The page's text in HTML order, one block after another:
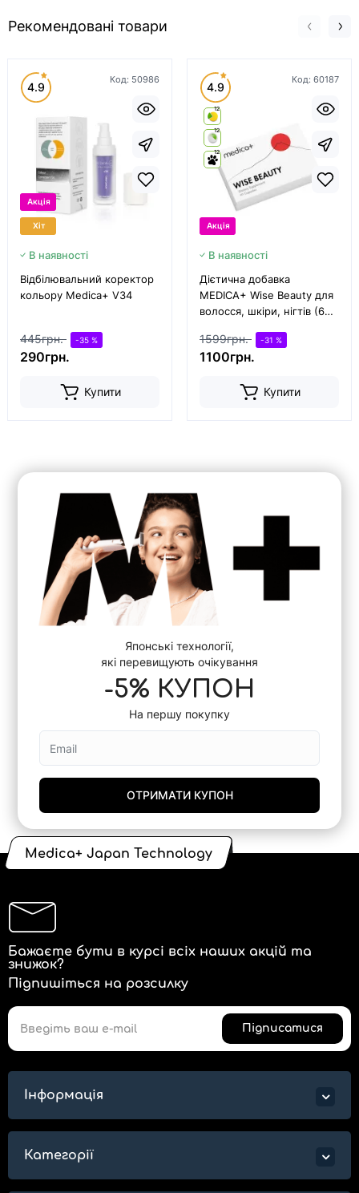
Рекомендовані товари
Код: 50986
4.9
Акція
Хіт
В наявності
Відбілювальний коректор
кольору Medica+ V34
445грн. -35 %
290грн.
Купити
Код: 60187
4.9
12
12
12
Акція
В наявності
Дієтична добавка
MEDICA+ Wise Beauty для
волосся, шкіри, нігтів (60
1599грн. -31 %
1100грн.
Купити
Японські технології,
які перевищують очікування
-5% КУПОН
На першу покупку
ОТРИМАТИ КУПОН
Medica+ Japan Technology
Бажаєте бути в курсі всіх наших акцій та
знижок?
Підпишіться на розсилку
Підписатися
Інформація
Категорії